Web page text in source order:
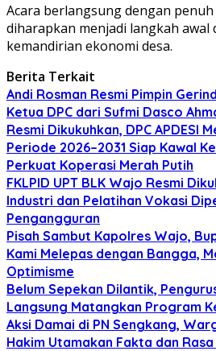
Acara berlangsung dengan
diharapkan menjadi langkah awal
kemandirian ekonomi desa.
Berita Terkait
Andi Rosman Resmi Pimpin
Ketua DPC dari Sufmi Dasco
Resmi Dikukuhkan, DPC APDESI
Periode 2026–2031 Siap Kawal
Perkuat Koperasi Merah Putih
FKLPID UPT BLK Wajo Resmi
Industri dan Pelatihan Vokasi
Pengangguran
Pisah Sambut Kapolres Wajo,
Kami Melepas dengan Bangga,
Optimisme
Belum Sepekan Dilantik,
Langsung Matangkan Program
Aksi Damai di PN Sengkang,
Hakim Utamakan Fakta dan